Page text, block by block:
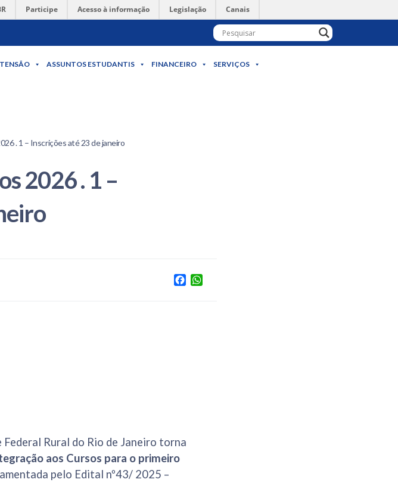
Participe Acesso à informação Legislação Canais
ASSUNTOS ESTUDANTIS FINANCEIRO SERVIÇOS
. 1 – Inscrições até 23 de janeiro
2026 . 1 –
Facebook
Rural do Rio de Janeiro torna
aos Cursos para o primeiro
pelo Edital nº43/ 2025 –